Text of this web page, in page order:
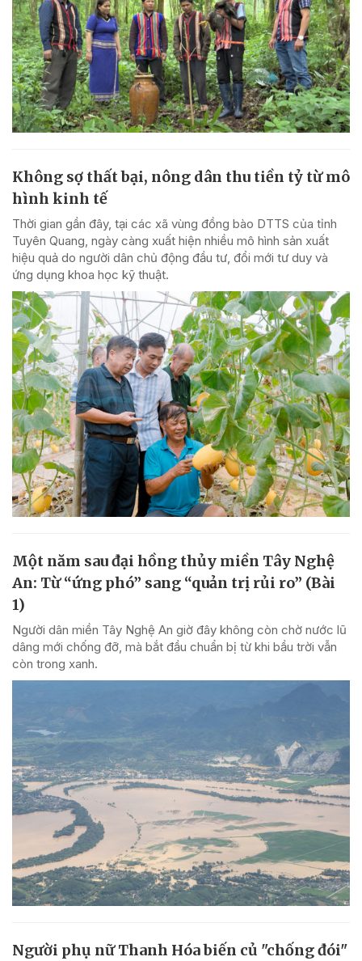
Không sợ thất bại, nông dân thu tiền tỷ từ mô
hình kinh tế
Thời gian gần đây, tại các xã vùng đồng bào DTTS của tỉnh
Tuyên Quang, ngày càng xuất hiện nhiều mô hình sản xuất
hiệu quả do người dân chủ động đầu tư, đổi mới tư duy và
ứng dụng khoa học kỹ thuật.
Một năm sau đại hồng thủy miền Tây Nghệ
An: Từ “ứng phó” sang “quản trị rủi ro” (Bài
1)
Người dân miền Tây Nghệ An giờ đây không còn chờ nước lũ
dâng mới chống đỡ, mà bắt đầu chuẩn bị từ khi bầu trời vẫn
còn trong xanh.
Người phụ nữ Thanh Hóa biến củ "chống đói"